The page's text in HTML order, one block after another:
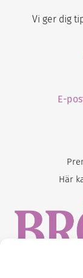
Vi ger dig
E-
Här